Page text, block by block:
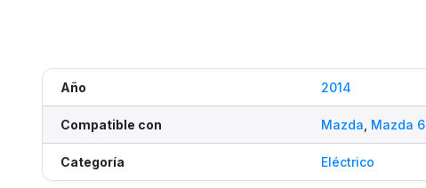
Año 2014
Compatible con Mazda Mazda 6
Categoría Eléctrico